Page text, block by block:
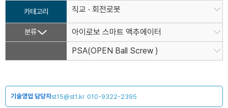
카테고리 직교 · 회전로봇
분류
아이로보 스마트 액추에이터
PSA(OPEN Ball Screw )
기술영업 담당자st15@st1.kr 010-9322-2395